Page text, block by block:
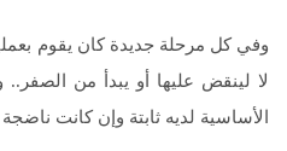
وفي كل مرحلة جديدة كان يقوم
لا لينقض عليها أو يبدأ من الصفر..
الأساسية لديه ثابتة وإن كانت ناضجة